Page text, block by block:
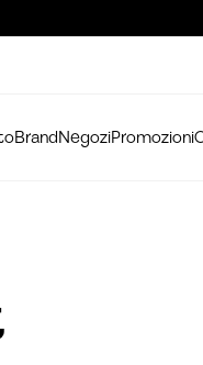
BrandNegoziPromozioni